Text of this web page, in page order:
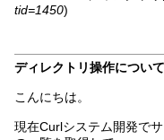
tid=1450)
ディレクトリ操作について
こんにちは。
現在Curlシステム開発で